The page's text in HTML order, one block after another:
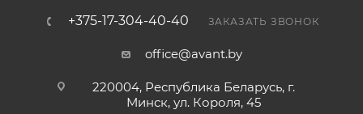
+375-17-304-40-40 ЗАКАЗАТЬ ЗВОНОК
office@avant.by
220004, Республика Беларусь, г.
Минск, ул. Короля, 45